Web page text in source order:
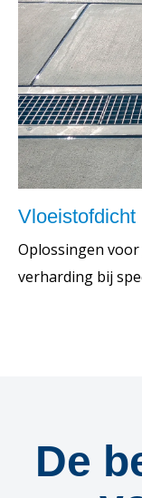
Vloeistofdicht
Oplossingen
verharding bij
De